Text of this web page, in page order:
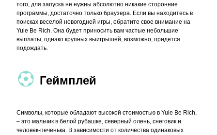
того, для запуска не нужны абсолютно никакие сторонние
программы, достаточно только браузера. Если вы находитесь в
поисках веселой новогодней игры, обратите свое внимание на
Yule Be Rich. Она будет приносить вам частые небольшие
выплаты, однако крупных выигрышей, возможно, придется
подождать.
Геймплей
Символы, которые обладают высокой стоимостью в Yule Be Rich,
– это мальчик в белой рубашке, северный олень, снеговик и
человек-печенька. В зависимости от количества одинаковых